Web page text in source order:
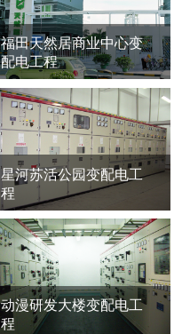
福田天然居商业中心变
配电工程
星河苏活公园变配电工
程
动漫研发大楼变配电工
程